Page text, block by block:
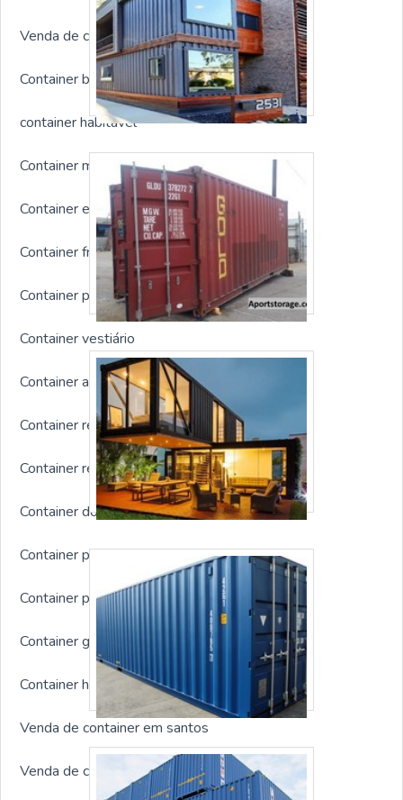
Venda de container usado
Container banheiro
container habitável
Container marítimo novo
Container escritório com banheiro
Container frigorífico
Container personalizado
Container vestiário
Container alojamento
Container refeitório
Container refrigerado usado
Container dormitório
Container para guardar ferramentas
Container para depósito
Container guarita
Container habitável preço
Venda de container em santos
Venda de container rs